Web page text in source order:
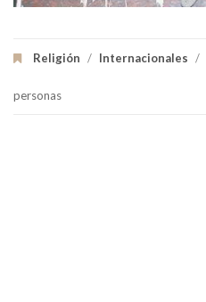
Religión / Internacionales /
personas